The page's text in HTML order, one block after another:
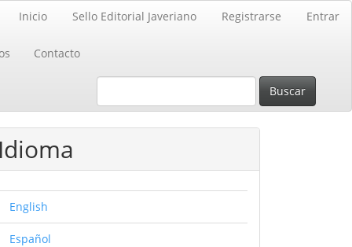
Inicio Sello Editorial Javeriano Registrarse Entrar
Contacto
Buscar
English
Español